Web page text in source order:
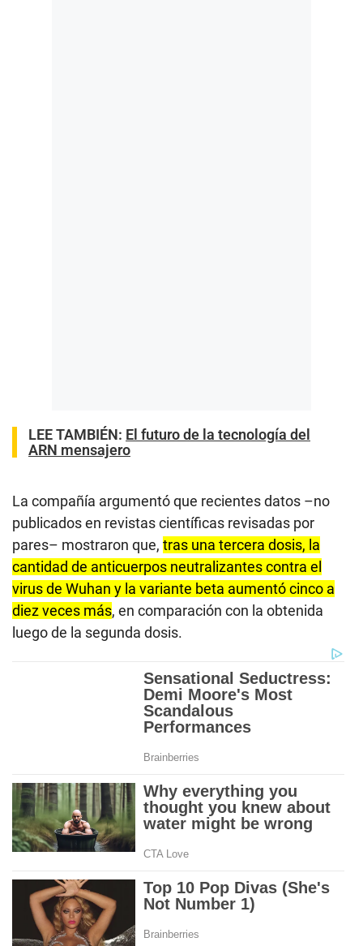
LEE TAMBIÉN: El futuro de la tecnología del
ARN mensajero
La compañía argumentó que recientes datos –no
publicados en revistas científicas revisadas por
pares– mostraron que, tras una tercera dosis, la
cantidad de anticuerpos neutralizantes contra el
virus de Wuhan y la variante beta aumentó cinco a
diez veces más, en comparación con la obtenida
luego de la segunda dosis.